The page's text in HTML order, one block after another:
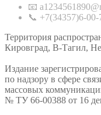
📧
📞 +7(34357)6-00-
Территория
Кировград, В-Тагил,
Издание
по надзору в сфере
массовых
№ ТУ 66-00388 от 16